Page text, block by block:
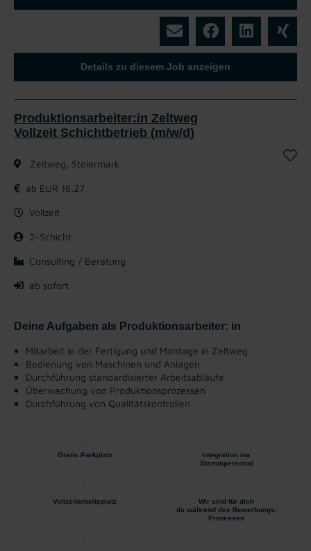
Details zu diesem Job anzeigen
Produktionsarbeiter:in Zeltweg
Vollzeit Schichtbetrieb (m/w/d)
Zeltweg, Steiermark
ab EUR 16,27
Vollzeit
2-Schicht
Consulting / Beratung
ab sofort
Deine Aufgaben als Produktionsarbeiter: in
Mitarbeit in der Fertigung und Montage in Zeltweg
Bedienung von Maschinen und Anlagen
Durchführung standardisierter Arbeitsabläufe
Überwachung von Produktionsprozessen
Durchführung von Qualitätskontrollen
Gratis Parkplatz
Integration ins
Stammpersonal
Vollzeitarbeitsplatz
Wir sind für dich
da während des Bewerbungs-
Prozesses